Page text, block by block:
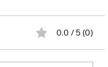
0.0 / 5 (0)